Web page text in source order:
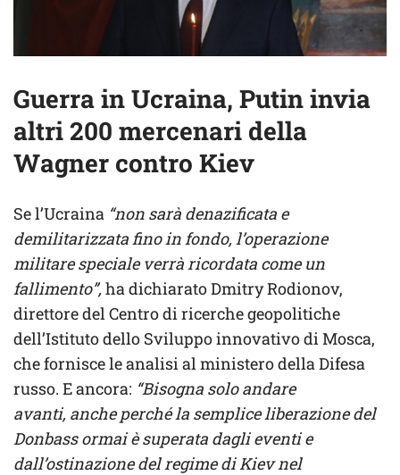
Guerra in Ucraina, Putin invia
altri 200 mercenari della
Wagner contro Kiev
Se l’Ucraina “non sarà denazificata e
demilitarizzata fino in fondo, l’operazione
militare speciale verrà ricordata come un
fallimento”,ha dichiarato Dmitry Rodionov,
direttore del Centro di ricerche geopolitiche
dell’Istituto dello Sviluppo innovativo di Mosca,
che fornisce le analisi al ministero della Difesa
russo. E ancora: “Bisogna solo andare
avanti, anche perché la semplice liberazione del
Donbass ormai è superata dagli eventi e
dall’ostinazione del regime di Kiev nel